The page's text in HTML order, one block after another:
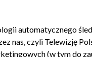
Moje zgody Pomoc
automatycznego
nas, czyli Telewizję
(w tym do